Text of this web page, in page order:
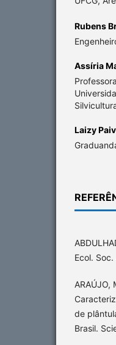
Rubens
Assíria
Laizy
Ecol.
ARAÚJO,
de
Brasil.